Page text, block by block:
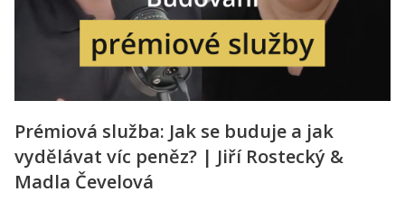
Prémiová služba: Jak se buduje a jak
vydělávat víc peněz? | Jiří Rostecký &
Madla Čevelová